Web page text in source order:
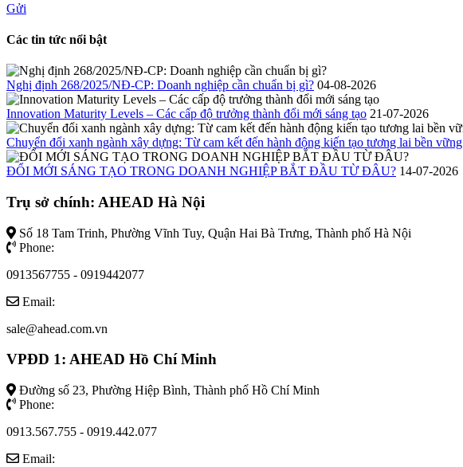
Gửi
Các tin tức nổi bật
Nghị định 268/2025/NĐ-CP: Doanh nghiệp cần chuẩn bị gì? 04-08-2026
Innovation Maturity Levels – Các cấp độ trưởng thành đổi mới sáng tạo 21-07-2026
Chuyển đổi xanh ngành xây dựng: Từ cam kết đến hành động kiến tạo tương lai bền vững
ĐỔI MỚI SÁNG TẠO TRONG DOANH NGHIỆP BẮT ĐẦU TỪ ĐÂU? 14-07-2026
Trụ sở chính: AHEAD Hà Nội
Số 18 Tam Trinh, Phường Vĩnh Tuy, Quận Hai Bà Trưng, Thành phố Hà Nội
Phone:
0913567755 - 0919442077
Email:
sale@ahead.com.vn
VPĐD 1: AHEAD Hồ Chí Minh
Đường số 23, Phường Hiệp Bình, Thành phố Hồ Chí Minh
Phone:
0913.567.755 - 0919.442.077
Email: